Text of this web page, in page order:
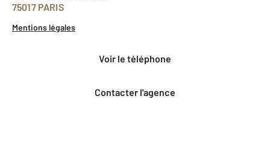
75017 PARIS
Mentions légales
voir le téléphone
Contacter l'agence